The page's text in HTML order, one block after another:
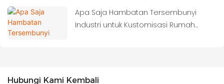
Apa Saja Hambatan Tersembunyi
Industri untuk Kustomisasi Rumah
Hubungi Kami Kembali